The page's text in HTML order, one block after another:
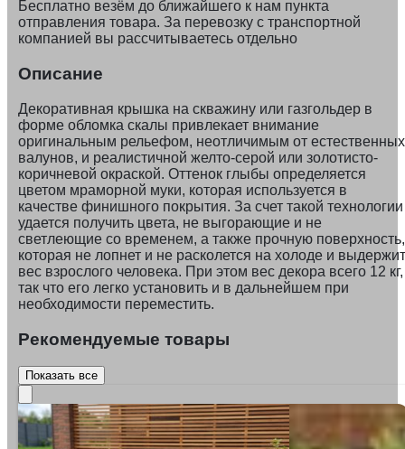
Бесплатно везём до ближайшего к нам пункта
отправления товара. За перевозку с транспортной
компанией вы рассчитываетесь отдельно
Описание
Декоративная крышка на скважину или газгольдер в
форме обломка скалы привлекает внимание
оригинальным рельефом, неотличимым от естественных
валунов, и реалистичной желто-серой или золотисто-
коричневой окраской. Оттенок глыбы определяется
цветом мраморной муки, которая используется в
качестве финишного покрытия. За счет такой технологии
удается получить цвета, не выгорающие и не
светлеющие со временем, а также прочную поверхность,
которая не лопнет и не расколется на холоде и выдержит
вес взрослого человека. При этом вес декора всего 12 кг,
так что его легко установить и в дальнейшем при
необходимости переместить.
Рекомендуемые товары
Показать все